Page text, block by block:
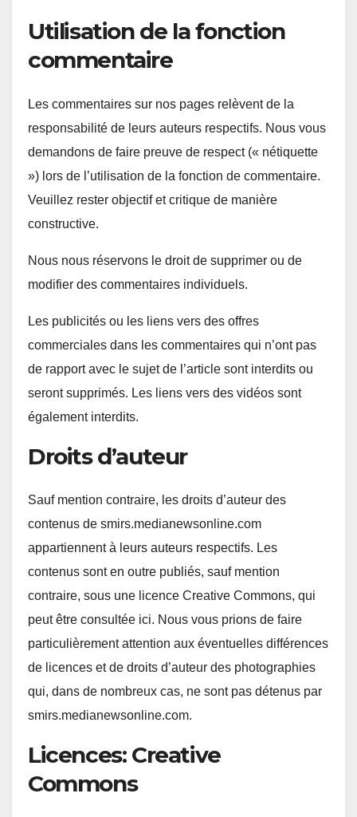
Utilisation de la fonction
commentaire
Les commentaires sur nos pages relèvent de la
responsabilité de leurs auteurs respectifs. Nous vous
demandons de faire preuve de respect (« nétiquette
») lors de l’utilisation de la fonction de commentaire.
Veuillez rester objectif et critique de manière
constructive.
Nous nous réservons le droit de supprimer ou de
modifier des commentaires individuels.
Les publicités ou les liens vers des offres
commerciales dans les commentaires qui n’ont pas
de rapport avec le sujet de l’article sont interdits ou
seront supprimés. Les liens vers des vidéos sont
également interdits.
Droits d’auteur
Sauf mention contraire, les droits d’auteur des
contenus de smirs.medianewsonline.com
appartiennent à leurs auteurs respectifs. Les
contenus sont en outre publiés, sauf mention
contraire, sous une licence Creative Commons, qui
peut être consultée ici. Nous vous prions de faire
particulièrement attention aux éventuelles différences
de licences et de droits d’auteur des photographies
qui, dans de nombreux cas, ne sont pas détenus par
smirs.medianewsonline.com.
Licences: Creative
Commons